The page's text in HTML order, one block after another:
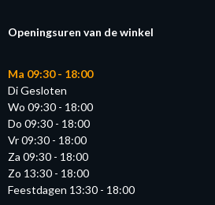
Openingsuren van de winkel
Ma 09:30 - 18:00
Di Gesloten
Wo 09:30 - 18:00
Do 09:30 - 18:00
Vr 09:30 - 18:00
Za 09:30 - 18:00
Zo 13:30 - 18:00
Feestdagen 13:30 - 18:00